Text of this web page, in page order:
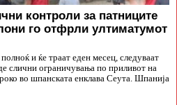
контроли за патниците
го отфрли ултиматумот
и ќе траат еден месец, следуваат
слични ограничувања по приливот на
во шпанската енклава Сеута. Шпанија